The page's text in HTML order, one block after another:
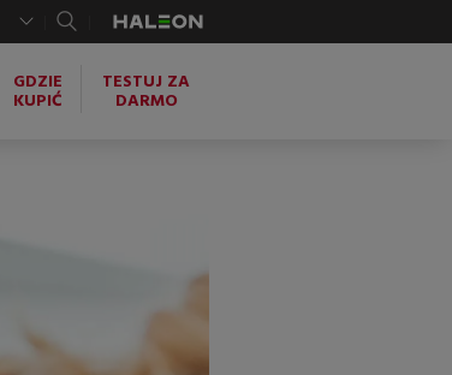
GDZIE
KUPIĆ
TESTUJ ZA
DARMO